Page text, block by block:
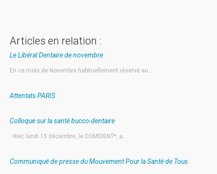
Articles en relation :
Le Libéral Dentaire de novembre
En ce mois de Novembre habituellement réservé au…
Attentats PARIS
Colloque sur la santé bucco-dentaire
Hier, lundi 15 décembre, le COMIDENT*, a…
Communiqué de presse du Mouvement Pour la Santé de Tous